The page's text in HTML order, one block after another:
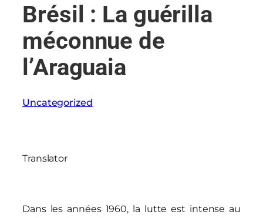
e
r
Brésil : La guérilla
méconnue de
l’Araguaia
Uncategorized
Translator
Dans les années 1960, la lutte est intense au